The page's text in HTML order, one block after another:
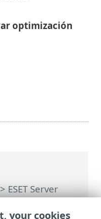
ESET Server
>
del sistema de
optimización
your cookies